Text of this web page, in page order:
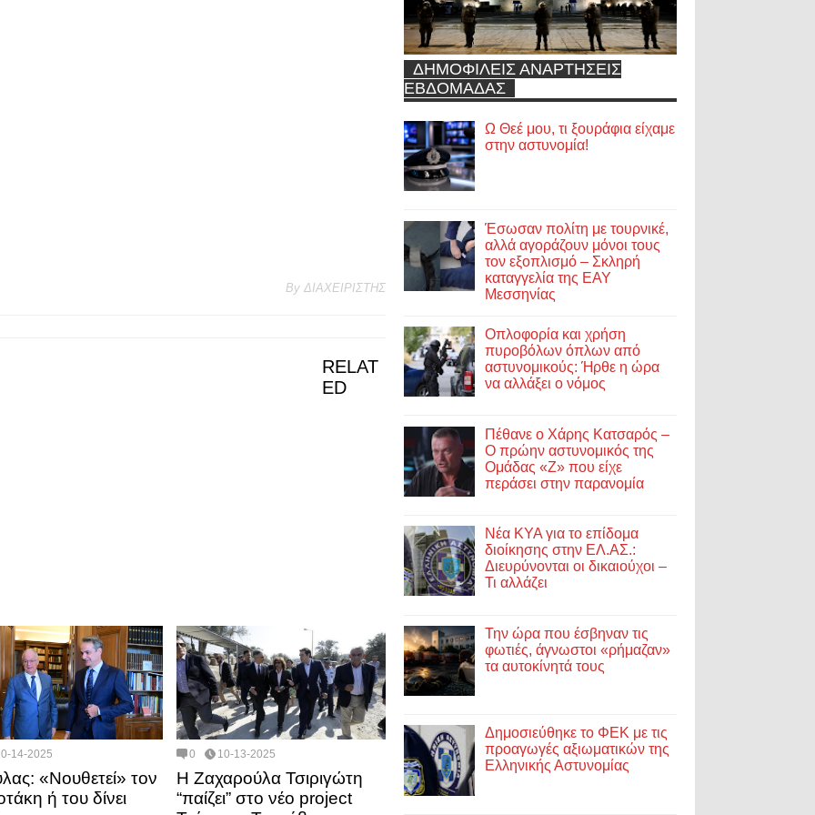
By ΔΙΑΧΕΙΡΙΣΤΗΣ
RELAT
ED
14-2025
«Νουθετεί» τον
ή του δίνει
0 10-13-2025
Η Ζαχαρούλα Τσιριγώτη
“παίζει” στο νέο project
ΔΗΜΟΦΙΛΕΙΣ ΑΝΑΡΤΗΣΕΙΣ
ΕΒΔΟΜΑΔΑΣ
Ω Θεέ μου, τι ξουράφια είχαμε
στην αστυνομία!
Έσωσαν πολίτη με τουρνικέ,
αλλά αγοράζουν μόνοι τους
τον εξοπλισμό – Σκληρή
καταγγελία της ΕΑΥ
Μεσσηνίας
Οπλοφορία και χρήση
πυροβόλων όπλων από
αστυνομικούς: Ήρθε η ώρα
να αλλάξει ο νόμος
Πέθανε ο Χάρης Κατσαρός –
Ο πρώην αστυνομικός της
Ομάδας «Ζ» που είχε
περάσει στην παρανομία
Νέα ΚΥΑ για το επίδομα
διοίκησης στην ΕΛ.ΑΣ.:
Διευρύνονται οι δικαιούχοι –
Τι αλλάζει
Την ώρα που έσβηναν τις
φωτιές, άγνωστοι «ρήμαζαν»
τα αυτοκίνητά τους
Δημοσιεύθηκε το ΦΕΚ με τις
προαγωγές αξιωματικών της
Ελληνικής Αστυνομίας